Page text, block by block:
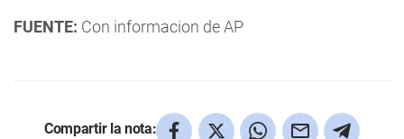
FUENTE: Con informacion de AP
Compartir la nota: